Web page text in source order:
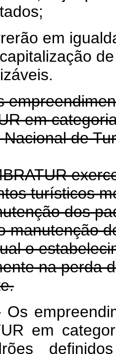
em
em
de
turísticos
dos
de
o
na perda
em